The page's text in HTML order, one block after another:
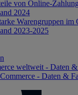
von Online-
2024
Warengruppen im
2023-2025
weltweit - Daten
- Daten &